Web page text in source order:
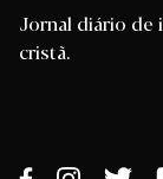
Jornal diário de
cristã.